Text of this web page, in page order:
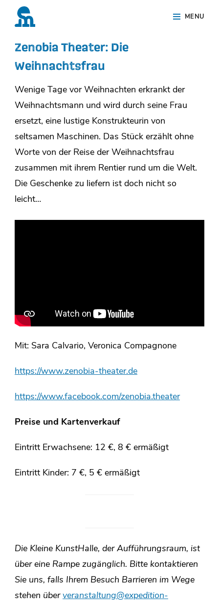
MENU
Overlay
Zenobia Theater: Die
Weihnachtsfrau
Wenige Tage vor Weihnachten erkrankt der
Weihnachtsmann und wird durch seine Frau
ersetzt, eine lustige Konstrukteurin von
seltsamen Maschinen. Das Stück erzählt ohne
Worte von der Reise der Weihnachtsfrau
zusammen mit ihrem Rentier rund um die Welt.
Die Geschenke zu liefern ist doch nicht so
leicht…
Mit: Sara Calvario, Veronica Compagnone
https://www.zenobia-theater.de
https://www.facebook.com/zenobia.theater
Preise und Kartenverkauf
Eintritt Erwachsene: 12 €, 8 € ermäßigt
Eintritt Kinder: 7 €, 5 € ermäßigt
Die Kleine KunstHalle, der Aufführungsraum, ist
über eine Rampe zugänglich. Bitte kontaktieren
Sie uns, falls Ihrem Besuch Barrieren im Wege
stehen über veranstaltung@expedition-